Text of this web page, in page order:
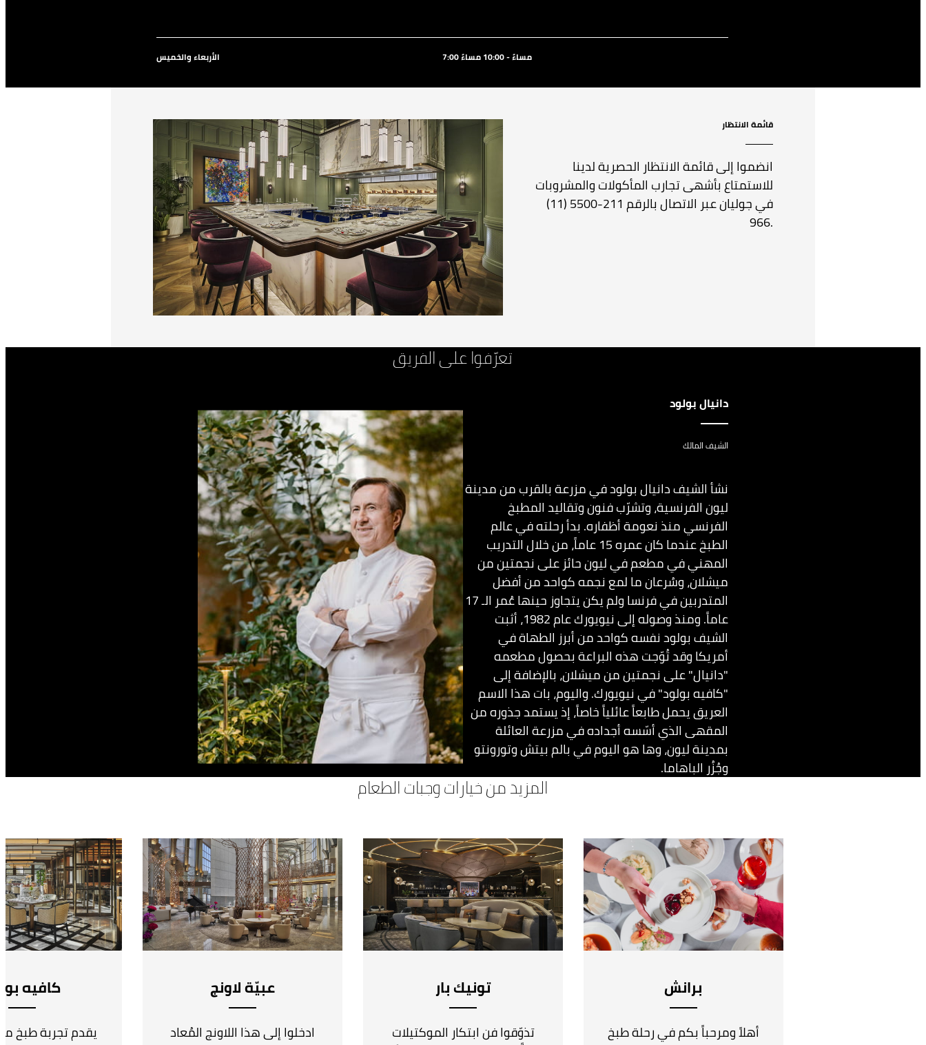
الأربعاء والخميس 7:00 مساءً - 10:00 مساءً
قائمة الانتظار
انضموا إلى قائمة الانتظار الحصرية لدينا
للاستمتاع بأشهى تجارب المأكولات والمشروبات
في جوليان عبر الاتصال بالرقم 211-5500 (11)
966.
تعرّفوا على الفريق
دانيال بولود
الشيف المالك
نشأ الشيف دانيال بولود في مزرعة بالقرب من مدينة
ليون الفرنسية، وتشرّب فنون وتقاليد المطبخ
الفرنسي منذ نعومة أظفاره. بدأ رحلته في عالم
الطبخ عندما كان عمره 15 عاماً، من خلال التدريب
المهني في مطعم في ليون حائز على نجمتين من
ميشلان، وسُرعان ما لمع نجمه كواحد من أفضل
المتدربين في فرنسا ولم يكن يتجاوز حينها عُمر الـ 17
عاماً. ومنذ وصوله إلى نيويورك عام 1982، أثبت
الشيف بولود نفسه كواحد من أبرز الطهاة في
أمريكا وقد تُوّجت هذه البراعة بحصول مطعمه
"دانيال" على نجمتين من ميشلان، بالإضافة إلى
"كافيه بولود" في نيويورك. واليوم، بات هذا الاسم
العريق يحمل طابعاً عائلياً خاصاً، إذ يستمد جذوره من
المقهى الذي أسّسه أجداده في مزرعة العائلة
بمدينة ليون، وها هو اليوم في بالم بيتش وتورونتو
وجُزُر الباهاما.
المزيد من خيارات وجبات الطعام
برانش
أهلاً ومرحباً بكم في رحلة طبخ
تونيك بار
تذوّقوا فن ابتكار الموكتيلات
عبيّة لاونج
ادخلوا إلى هذا اللاونج المُعاد
كافيه
يقدم تجربة طبخ